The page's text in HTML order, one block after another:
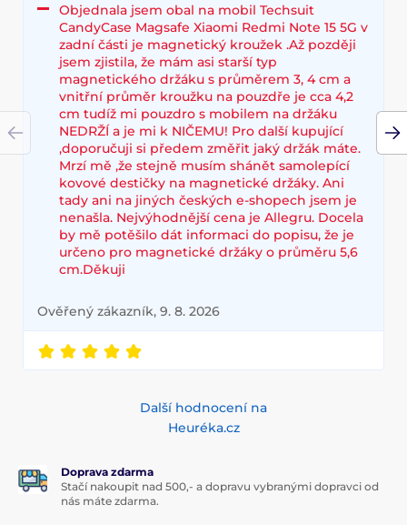
Objednala jsem obal na mobil Techsuit
CandyCase Magsafe Xiaomi Redmi Note 15 5G v
zadní části je magnetický kroužek .Až později
jsem zjistila, že mám asi starší typ
magnetického držáku s průměrem 3, 4 cm a
vnitřní průměr kroužku na pouzdře je cca 4,2
cm tudíž mi pouzdro s mobilem na držáku
NEDRŽÍ a je mi k NIČEMU! Pro další kupující
,doporučuji si předem změřit jaký držák máte.
Mrzí mě ,že stejně musím shánět samolepící
kovové destičky na magnetické držáky. Ani
tady ani na jiných českých e-shopech jsem je
nenašla. Nejvýhodnější cena je Allegru. Docela
by mě potěšilo dát informaci do popisu, že je
určeno pro magnetické držáky o průměru 5,6
cm.Děkuji
Ověřený zákazník, 9. 8. 2026
Další hodnocení na
Heuréka.cz
Doprava zdarma
Stačí nakoupit nad 500,- a dopravu vybranými dopravci od
nás máte zdarma.